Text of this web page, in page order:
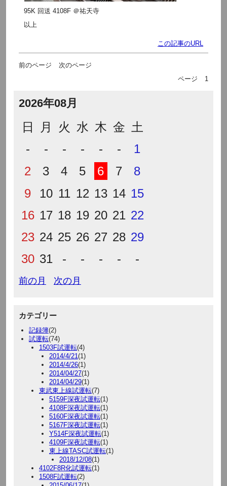
95K 回送 4108F ＠祐天寺
以上
この記事のURL
前のページ
次のページ
ページ
1
2026年08月
日 月 火 水 木 金 土
-
- - - - -
1
2
3 4 5 6 7
8
9
10 11 12 13 14 15
16 17 18 19 20 21 22
23 24 25 26 27 28 29
30 31 - - - - -
前の月 次の月
カテゴリー
記録簿(2)
試運転(74)
1503F試運転(4)
2014/4/21(1)
2014/4/26(1)
2014/04/27(1)
2014/04/29(1)
東武東上線試運転(7)
5159F深夜試運転(1)
4108F深夜試運転(1)
5160F深夜試運転(1)
5167F深夜試運転(1)
Y514F深夜試運転(1)
4109F深夜試運転(1)
東上線TASC試運転(1)
2018/12/08(1)
4102F8R化試運転(1)
1508F試運転(2)